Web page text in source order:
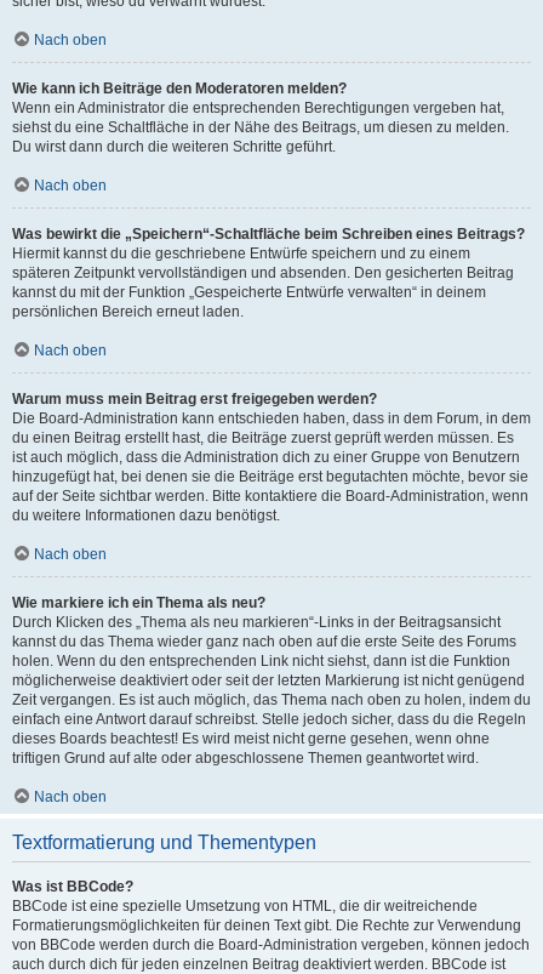
Nach oben
Wie kann ich Beiträge den Moderatoren melden?
Wenn ein Administrator die entsprechenden Berechtigungen vergeben hat,
siehst du eine Schaltfläche in der Nähe des Beitrags, um diesen zu melden.
Du wirst dann durch die weiteren Schritte geführt.
Nach oben
Was bewirkt die „Speichern“-Schaltfläche beim Schreiben eines Beitrags?
Hiermit kannst du die geschriebene Entwürfe speichern und zu einem
späteren Zeitpunkt vervollständigen und absenden. Den gesicherten Beitrag
kannst du mit der Funktion „Gespeicherte Entwürfe verwalten“ in deinem
persönlichen Bereich erneut laden.
Nach oben
Warum muss mein Beitrag erst freigegeben werden?
Die Board-Administration kann entschieden haben, dass in dem Forum, in dem
du einen Beitrag erstellt hast, die Beiträge zuerst geprüft werden müssen. Es
ist auch möglich, dass die Administration dich zu einer Gruppe von Benutzern
hinzugefügt hat, bei denen sie die Beiträge erst begutachten möchte, bevor sie
auf der Seite sichtbar werden. Bitte kontaktiere die Board-Administration, wenn
du weitere Informationen dazu benötigst.
Nach oben
Wie markiere ich ein Thema als neu?
Durch Klicken des „Thema als neu markieren“-Links in der Beitragsansicht
kannst du das Thema wieder ganz nach oben auf die erste Seite des Forums
holen. Wenn du den entsprechenden Link nicht siehst, dann ist die Funktion
möglicherweise deaktiviert oder seit der letzten Markierung ist nicht genügend
Zeit vergangen. Es ist auch möglich, das Thema nach oben zu holen, indem du
einfach eine Antwort darauf schreibst. Stelle jedoch sicher, dass du die Regeln
dieses Boards beachtest! Es wird meist nicht gerne gesehen, wenn ohne
triftigen Grund auf alte oder abgeschlossene Themen geantwortet wird.
Nach oben
Textformatierung und Thementypen
Was ist BBCode?
BBCode ist eine spezielle Umsetzung von HTML, die dir weitreichende
Formatierungsmöglichkeiten für deinen Text gibt. Die Rechte zur Verwendung
von BBCode werden durch die Board-Administration vergeben, können jedoch
auch durch dich für jeden einzelnen Beitrag deaktiviert werden. BBCode ist